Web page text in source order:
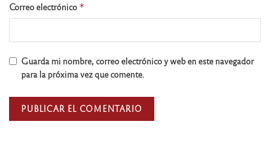
Correo electrónico *
Guarda mi nombre, correo electrónico y web en este navegador
para la próxima vez que comente.